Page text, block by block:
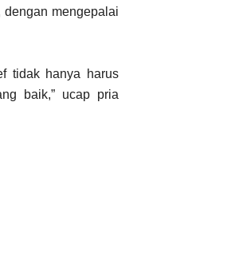
mengepalai
tidak hanya harus
baik,” ucap pria